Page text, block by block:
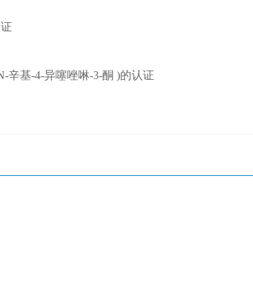
辛基-4-异噻唑啉-3-酮 )的认证